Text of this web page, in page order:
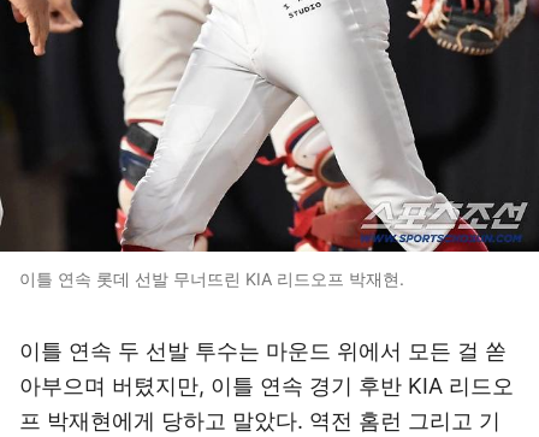
이틀 연속 롯데 선발 무너뜨린 KIA 리드오프 박재현.
이틀 연속 두 선발 투수는 마운드 위에서 모든 걸 쏟
아부으며 버텼지만, 이틀 연속 경기 후반 KIA 리드오
프 박재현에게 당하고 말았다. 역전 홈런 그리고 기